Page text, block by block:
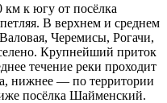
км к югу от посёлка
В верхнем и среднем
Черемисы, Рогачи,
Крупнейший приток
течение реки проходит
нижнее — по территории
посёлка Шайменский.